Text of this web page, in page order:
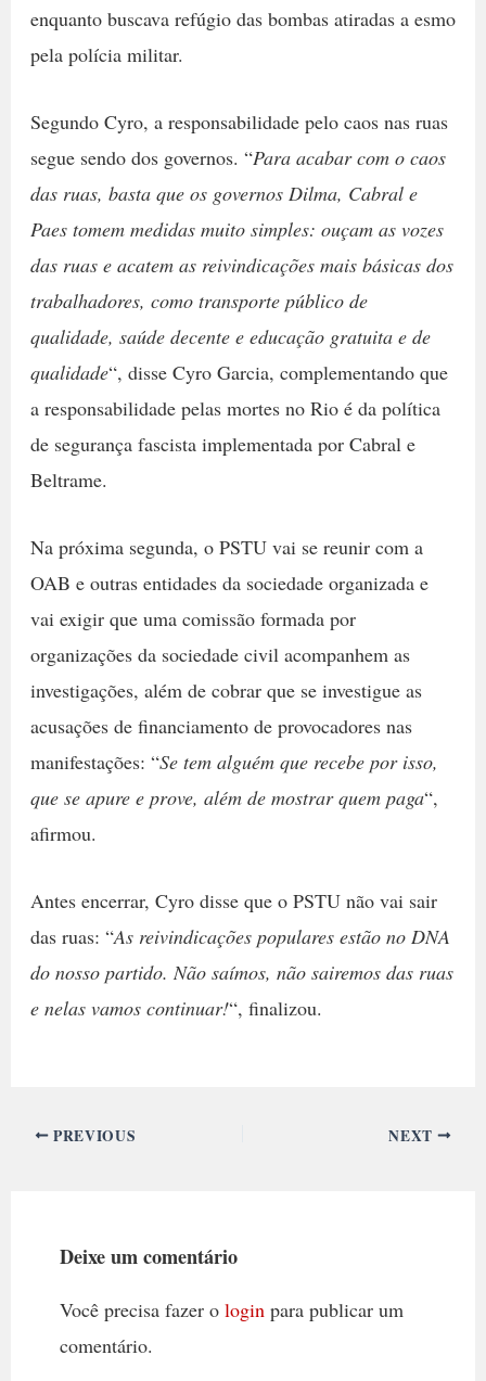
enquanto buscava refúgio das bombas atiradas a esmo
pela polícia militar.
Segundo Cyro, a responsabilidade pelo caos nas ruas
segue sendo dos governos. “Para acabar com o caos
das ruas, basta que os governos Dilma, Cabral e
Paes tomem medidas muito simples: ouçam as vozes
das ruas e acatem as reivindicações mais básicas dos
trabalhadores, como transporte público de
qualidade, saúde decente e educação gratuita e de
qualidade“, disse Cyro Garcia, complementando que
a responsabilidade pelas mortes no Rio é da política
de segurança fascista implementada por Cabral e
Beltrame.
Na próxima segunda, o PSTU vai se reunir com a
OAB e outras entidades da sociedade organizada e
vai exigir que uma comissão formada por
organizações da sociedade civil acompanhem as
investigações, além de cobrar que se investigue as
acusações de financiamento de provocadores nas
manifestações: “Se tem alguém que recebe por isso,
que se apure e prove, além de mostrar quem paga“,
afirmou.
Antes encerrar, Cyro disse que o PSTU não vai sair
das ruas: “As reivindicações populares estão no DNA
do nosso partido. Não saímos, não sairemos das ruas
e nelas vamos continuar!“, finalizou.
PREVIOUS NEXT
Deixe um comentário
Você precisa fazer o loginpara publicar um
comentário.